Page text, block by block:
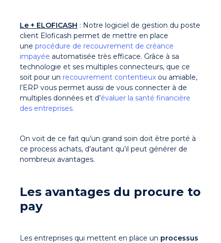
Le + ELOFICASH : Notre logiciel de gestion du poste
client Eloficash permet de mettre en place
une procédure de recouvrement de créance
impayée automatisée très efficace. Grâce à sa
technologie et ses multiples connecteurs, que ce
soit pour un recouvrement contentieux ou amiable,
l’ERP vous permet aussi de vous connecter à de
multiples données et d’évaluer la santé financière
des entreprises.
On voit de ce fait qu’un grand soin doit être porté à
ce process achats, d’autant qu’il peut générer de
nombreux avantages.
Les avantages du procure to
pay
Les entreprises qui mettent en place un processus